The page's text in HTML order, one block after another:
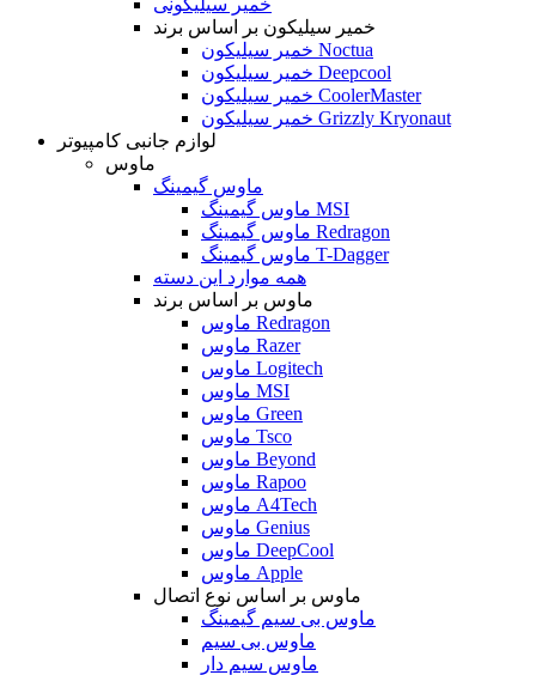
خمیر سیلیکونی
خمیر سیلیکون بر اساس برند
خمیر سیلیکون Noctua
خمیر سیلیکون Deepcool
خمیر سیلیکون CoolerMaster
خمیر سیلیکون Grizzly Kryonaut
لوازم جانبی کامپیوتر
ماوس
ماوس گیمینگ
ماوس گیمینگ MSI
ماوس گیمینگ Redragon
ماوس گیمینگ T-Dagger
همه موارد این دسته
ماوس بر اساس برند
ماوس Redragon
ماوس Razer
ماوس Logitech
ماوس MSI
ماوس Green
ماوس Tsco
ماوس Beyond
ماوس Rapoo
ماوس A4Tech
ماوس Genius
ماوس DeepCool
ماوس Apple
ماوس بر اساس نوع اتصال
ماوس بی سیم گیمینگ
ماوس بی سیم
ماوس سیم دار